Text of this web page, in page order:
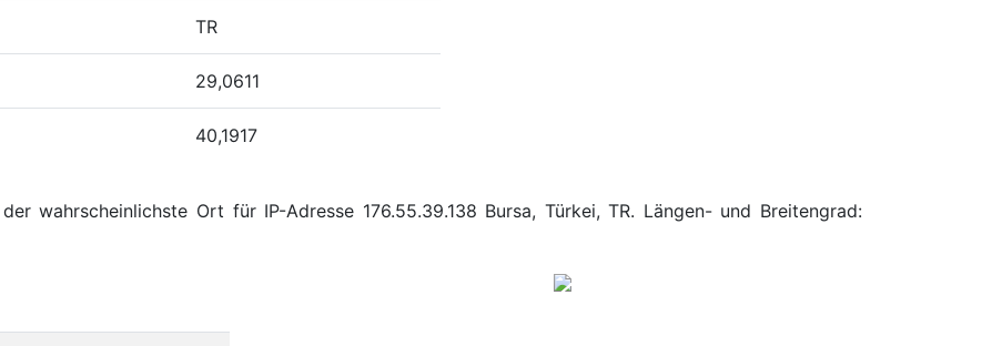
TR
29,0611
40,1917
wahrscheinlichste Ort für IP-Adresse 176.55.39.138 Bursa, Türkei, TR. Längen- und Breitengrad: